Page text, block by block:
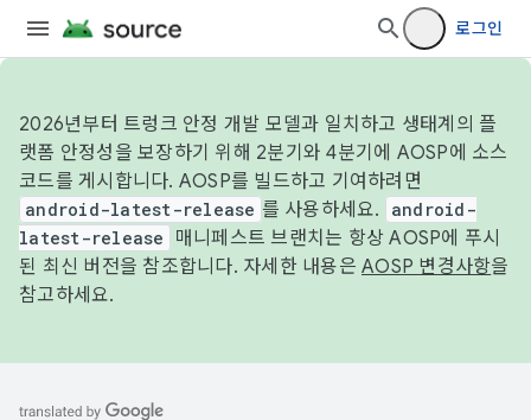
로그인
2026년부터 트렁크 안정 개발 모델과 일치하고 생태계의 플
랫폼 안정성을 보장하기 위해 2분기와 4분기에 AOSP에 소스
코드를 게시합니다. AOSP를 빌드하고 기여하려면
android-latest-release 를 사용하세요.
android-
latest-release
매니페스트 브랜치는 항상 AOSP에 푸시
된 최신 버전을 참조합니다. 자세한 내용은 AOSP 변경사항을
참고하세요.